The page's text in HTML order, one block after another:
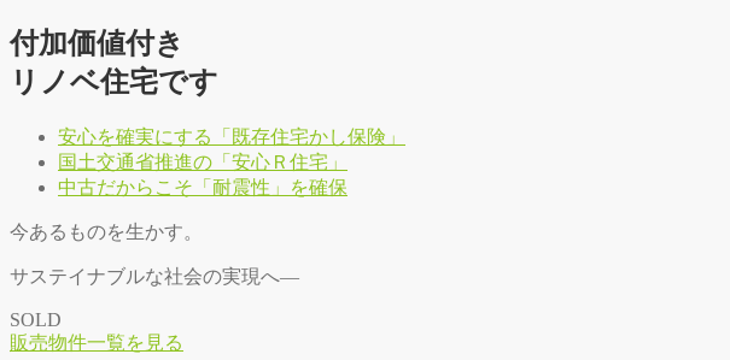
付加価値付き
リノベ住宅です
安心を確実にする「既存住宅かし保険」
国土交通省推進の「安心Ｒ住宅」
中古だからこそ「耐震性」を確保
今あるものを生かす。
サステイナブルな社会の実現へ―
SOLD
販売物件一覧を 見る